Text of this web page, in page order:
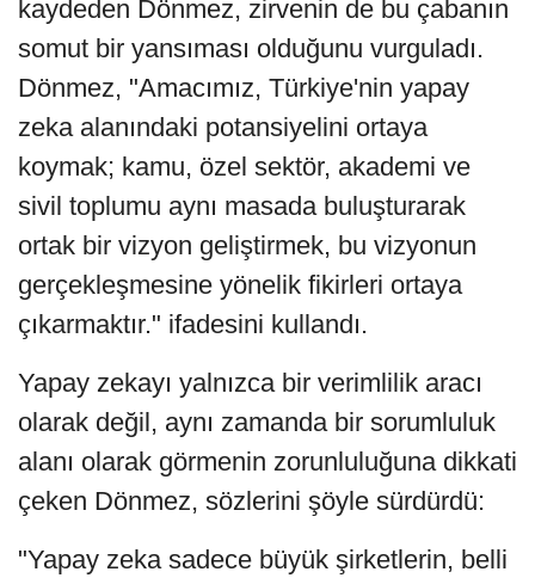
kaydeden Dönmez, zirvenin de bu çabanın
somut bir yansıması olduğunu vurguladı.
Dönmez, "Amacımız, Türkiye'nin yapay
zeka alanındaki potansiyelini ortaya
koymak; kamu, özel sektör, akademi ve
sivil toplumu aynı masada buluşturarak
ortak bir vizyon geliştirmek, bu vizyonun
gerçekleşmesine yönelik fikirleri ortaya
çıkarmaktır." ifadesini kullandı.
Yapay zekayı yalnızca bir verimlilik aracı
olarak değil, aynı zamanda bir sorumluluk
alanı olarak görmenin zorunluluğuna dikkati
çeken Dönmez, sözlerini şöyle sürdürdü:
"Yapay zeka sadece büyük şirketlerin, belli